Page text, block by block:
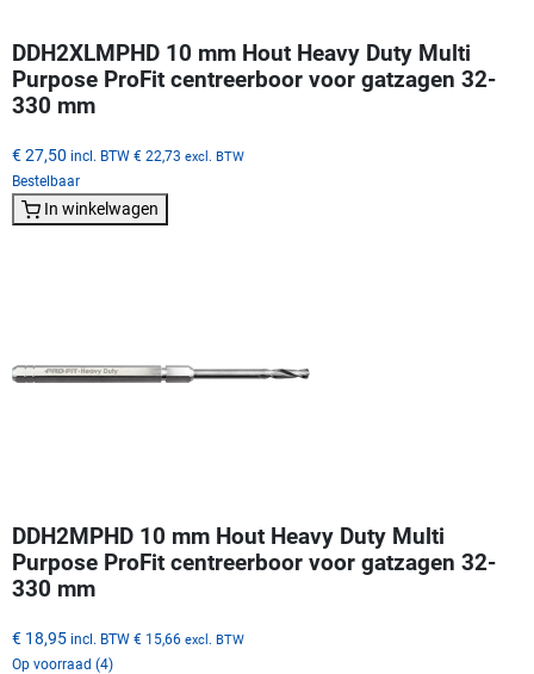
DDH2XLMPHD 10 mm Hout Heavy Duty Multi
Purpose ProFit centreerboor voor gatzagen 32-
330 mm
€ 27,50 incl. BTW € 22,73 excl. BTW
Bestelbaar
In winkelwagen
DDH2MPHD 10 mm Hout Heavy Duty Multi
Purpose ProFit centreerboor voor gatzagen 32-
330 mm
€ 18,95 incl. BTW € 15,66 excl. BTW
Op voorraad (4)